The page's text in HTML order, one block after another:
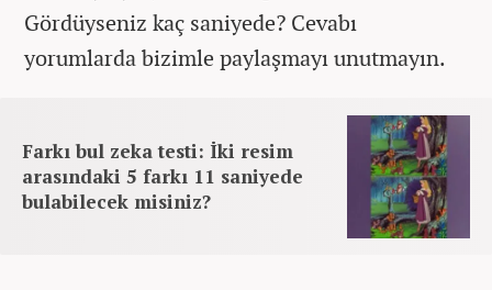
Gördüyseniz kaç saniyede? Cevabı
yorumlarda bizimle paylaşmayı unutmayın.
Farkı bul zeka testi: İki resim
arasındaki 5 farkı 11 saniyede
bulabilecek misiniz?